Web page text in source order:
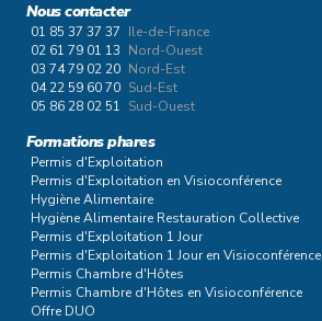
Nous contacter
01 85 37 37 37 Ile-de-France
02 61 79 01 13 Nord-Ouest
03 74 79 02 20 Nord-Est
04 22 59 60 70 Sud-Est
05 86 28 02 51 Sud-Ouest
Formations phares
Permis d'Exploitation
Permis d'Exploitation en Visioconférence
Hygiène Alimentaire
Hygiène Alimentaire Restauration Collective
Permis d'Exploitation 1 Jour
Permis d'Exploitation 1 Jour en Visioconférence
Permis Chambre d'Hôtes
Permis Chambre d'Hôtes en Visioconférence
Offre DUO